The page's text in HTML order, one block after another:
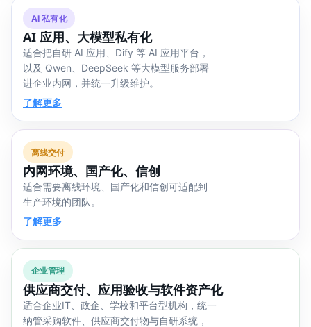
AI 私有化
AI 应用、大模型私有化
适合把自研 AI 应用、Dify 等 AI 应用平台，
以及 Qwen、DeepSeek 等大模型服务部署
进企业内网，并统一升级维护。
了解更多
离线交付
内网环境、国产化、信创
适合需要离线环境、国产化和信创可适配到
生产环境的团队。
了解更多
企业管理
供应商交付、应用验收与软件资产化
适合企业IT、政企、学校和平台型机构，统一
纳管采购软件、供应商交付物与自研系统，